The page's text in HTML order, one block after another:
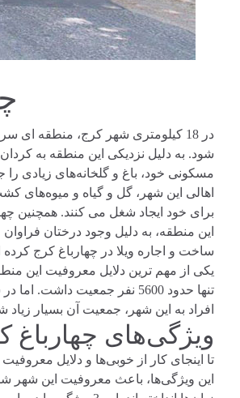
در 18 کیلومتری شهر کرج، منطقه ای
شود. به دلیل نزدیکی این منطقه به
مسکونی خود، باغ و گلخانه‌های زیادی
اهالی این شهر، گل و گیاه و میوه‌های
برای خود ایجاد شغل می کنند. همچنین
این منطقه، به دلیل وجود درختان
ساخت و اجاره ویلا در چهارباغ کرج
افراد به این شهر، جمعیت آن بسیار زیاد شد. به
ویژگی‌های چهارباغ
تا اینجای کار از خوبی‌ها و دلایل
این ویژگی‌ها، باعث معروفیت این شهر